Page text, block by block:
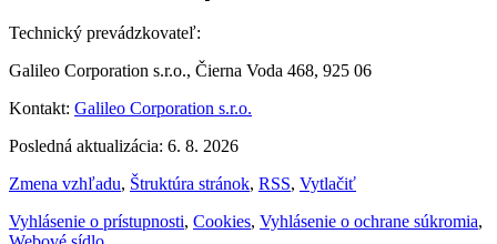
Technický prevádzkovateľ:
Galileo Corporation s.r.o., Čierna Voda 468, 925 06
Kontakt: Galileo Corporation s.r.o.
Posledná aktualizácia: 6. 8. 2026
Zmena vzhľadu, Štruktúra stránok, RSS, Vytlačiť
Vyhlásenie o prístupnosti, Cookies, Vyhlásenie o ochrane súkromia,